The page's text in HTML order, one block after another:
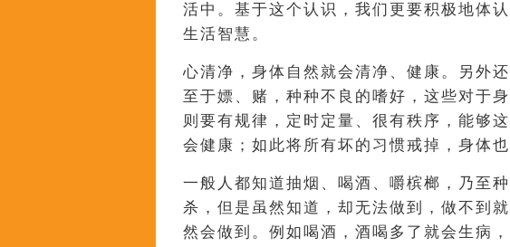
活中。基于这个认识，我们更要积极地体
生活智慧。
心清净，身体自然就会清净、健康。另外
至于嫖、赌，种种不良的嗜好，这些对于
则要有规律，定时定量、很有秩序，能够
会健康；如此将所有坏的习惯戒掉，身体也
一般人都知道抽烟、喝酒、嚼槟榔，乃至
杀，但是虽然知道，却无法做到，做不到
然会做到。例如喝酒，酒喝多了就会生病